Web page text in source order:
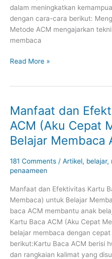
dalam meningkatkan
dengan cara-cara berikut:
Metode ACM mengajarkan
membaca
Read More »
Manfaat dan
ACM (Aku Cepat
Belajar Membaca
181 Comments / Artikel, belajar,
penaameen
Manfaat dan Efektivitas Kartu
Membaca) untuk Belajar
baca ACM membantu anak
Kartu Baca ACM (Aku Cepat
belajar membaca dengan
berikut:Kartu Baca ACM berisi
dan rangkaian kalimat yang
Manfaat
dan
Efektivitas
Kartu
ACM
(Aku
Cepat
Membaca)
untuk
Belajar
Membaca
Anak